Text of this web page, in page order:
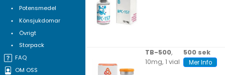
Potensmedel
Könsjukdomar
Övrigt
Storpack
FAQ
OM OSS
TB-500,
10mg, 1 vial
500 sek
Mer Info